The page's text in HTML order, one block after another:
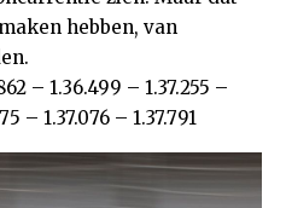
hebben, van
– 1.36.499 – 1.37.255 –
– 1.37.076 – 1.37.791